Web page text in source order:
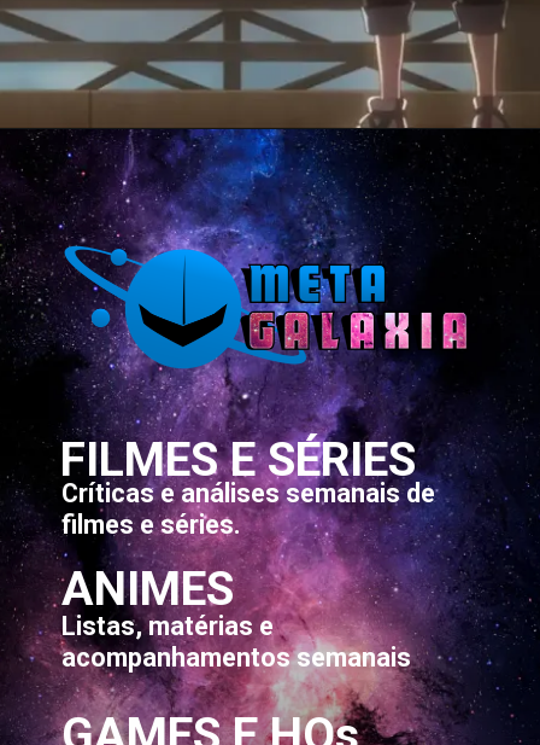
Opening https://metagalaxia.com.br/anime-e-manga/quando-e-onde-assistir-ao-episodio-11-de-go-go-loser-ranger-sentai-daishikkaku/
FILMES E SÉRIES
Críticas e análises semanais de
filmes e séries.
ANIMES
Listas, matérias e
acompanhamentos semanais